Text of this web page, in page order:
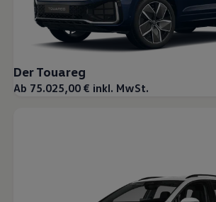
Der Touareg
Ab 75.025,00 € inkl. MwSt.